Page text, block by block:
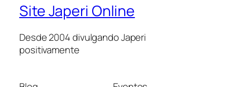
Site Japeri Online
Desde 2004 divulgando Japeri
positivamente